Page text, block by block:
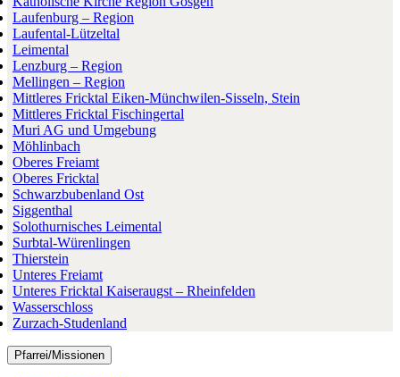
Laufenburg – Region
Laufental-Lützeltal
Leimental
Lenzburg – Region
Mellingen – Region
Mittleres Fricktal Eiken-Münchwilen-Sisseln, Stein
Mittleres Fricktal Fischingertal
Muri AG und Umgebung
Möhlinbach
Oberes Freiamt
Oberes Fricktal
Schwarzbubenland Ost
Siggenthal
Solothurnisches Leimental
Surbtal-Würenlingen
Thierstein
Unteres Freiamt
Unteres Fricktal Kaiseraugst – Rheinfelden
Wasserschloss
Zurzach-Studenland
Pfarrei/Missionen